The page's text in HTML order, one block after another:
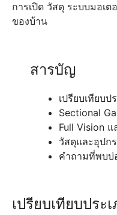
การเปิด วัสดุ ระบบมอเ
ของบ้าน
สารบัญ
เปรียบเทียบป
Sectional
Full Vision แ
วัสดุและอุปก
คำถามที่พบบ่
เปรียบเทียบประ